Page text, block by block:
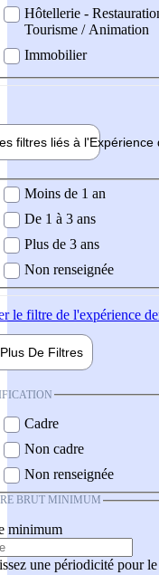
Hôtellerie -
Tourisme / Animation
Immobilier
filtres liés à l'Expérience
demandée
Moins de 1 an
De 1 à 3 ans
Plus de 3 ans
Non renseignée
le filtre de l'expérience
Plus De Filtres
Cadre
Non cadre
Non renseignée
BRUT MINIMUM
minimum
une périodicité pour le